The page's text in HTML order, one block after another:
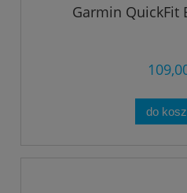
Garmin QuickFit
do